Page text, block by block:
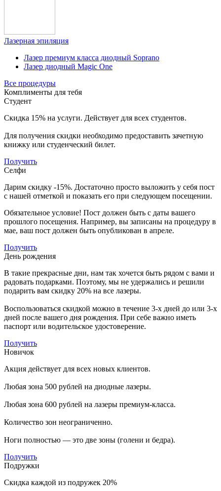
Лазерная эпиляция
Лазер премиум класса диодный Soprano
Лазер диодный Magic One
Все процедуры
Комплименты для тебя
Студент
Скидка 15% на услуги. Действует для всех студентов.
Для получения скидки необходимо предоставить зачетную
книжку или студенческий билет.
Получить
Селфи
Дарим скидку -15%. Достаточно просто выложить у себя пост
с нашей отметкой и показать его при следующем посещении.
Обязательное условие! Пост должен быть с даты вашего
прошлого посещения. Например, вы записаны на процедуру в
мае, ваш пост должен быть опубликован в апреле.
Получить
День рождения
В такие прекрасные дни, нам так хочется быть рядом с вами и
радовать подарками. Поэтому, мы не удержались и решили
подарить вам скидку 20% на все лазеры.
Воспользоваться скидкой можно в течение 3-х дней до или 3-х
дней после вашего дня рождения. При себе важно иметь
паспорт или водительское удостоверение.
Получить
Новичок
Акция действует для всех новых клиентов.
Любая зона 500 рублей на диодные лазеры.
Любая зона 600 рублей на лазеры премиум-класса.
Количество зон неограниченно.
Ноги полностью — это две зоны (голени и бедра).
Получить
Подружки
Скидка каждой из подружек 20%